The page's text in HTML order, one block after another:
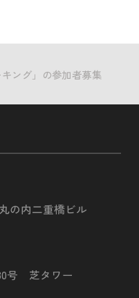
ング」の参加者募集
の内二重橋ビル
号 芝タワー